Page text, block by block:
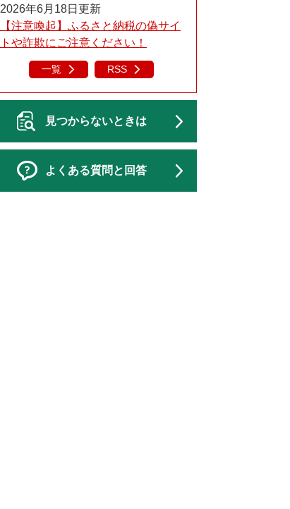
2026年6月18日更新
【注意喚起】ふるさと納税の偽サイ
トや詐欺にご注意ください！
一覧 RSS
見つからないときは
よくある質問と回答